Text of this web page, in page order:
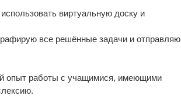
виртуальную доску и
все решённые задачи и отправляю
опыт работы с учащимися, имеющими